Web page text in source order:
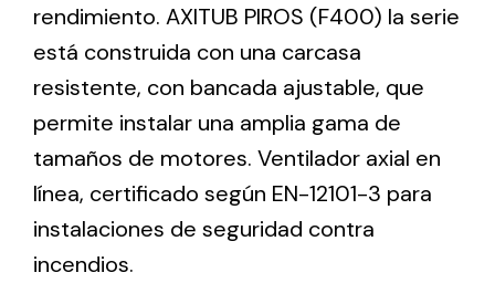
different uses
Iluminación Solar
Variedad de soluciones solares para todo tipo
de necesidades.
rendimiento. AXITUB PIROS (F400) la serie
está construida con una carcasa
resistente, con bancada ajustable, que
permite instalar una amplia gama de
tamaños de motores. Ventilador axial en
línea, certificado según EN-12101-3 para
instalaciones de seguridad contra
incendios.